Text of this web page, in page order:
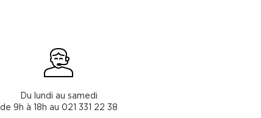
Du lundi au samedi
de 9h à 18h au 021 331 22 38